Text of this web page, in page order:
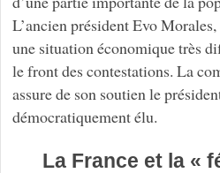
L’ancien président Evo
une situation économique très
le front des contestations. La
assure de son soutien le
démocratiquement élu.
La France et la «